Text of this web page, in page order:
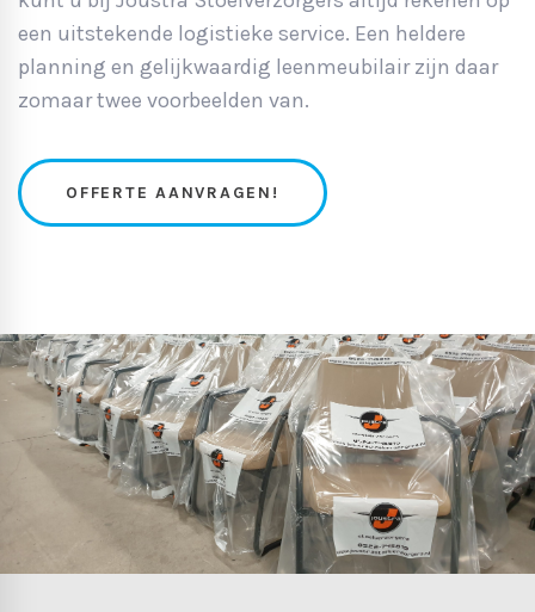
een uitstekende logistieke service. Een heldere
planning en gelijkwaardig leenmeubilair zijn daar
zomaar twee voorbeelden van.
OFFERTE AANVRAGEN!